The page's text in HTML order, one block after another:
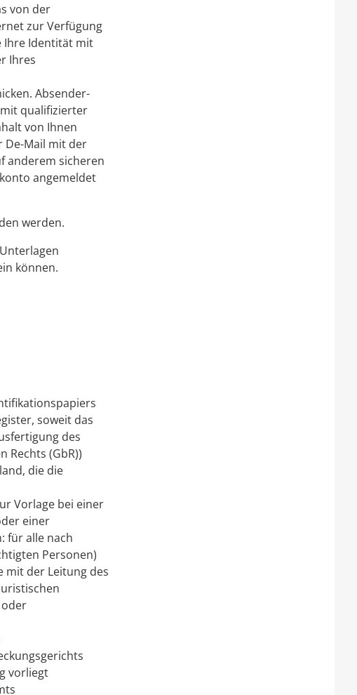
von der
zur Verfügung
Ihre Identität mit
Ihres
Absender-
qualifizierter
von Ihnen
De-Mail mit der
anderem sicheren
angemeldet
werden.
können.
soweit das
des
Rechts (GbR))
die die
Vorlage bei einer
einer
für alle nach
Personen)
mit der Leitung des
vorliegt